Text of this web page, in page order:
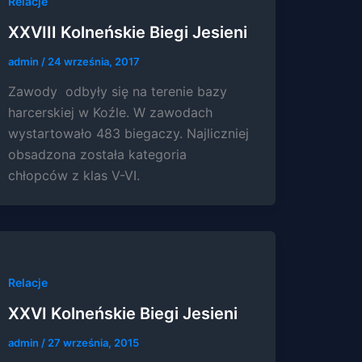
XXVIII Kolneńskie Biegi Jesieni
admin / 24 września, 2017
Zawody odbyły się na terenie bazy
harcerskiej w Koźle. W zawodach
wystartowało 483 biegaczy. Najliczniej
obsadzona została kategoria
chłopców z klas V-VI.
Relacje
XXVI Kolneńskie Biegi Jesieni
admin / 27 września, 2015